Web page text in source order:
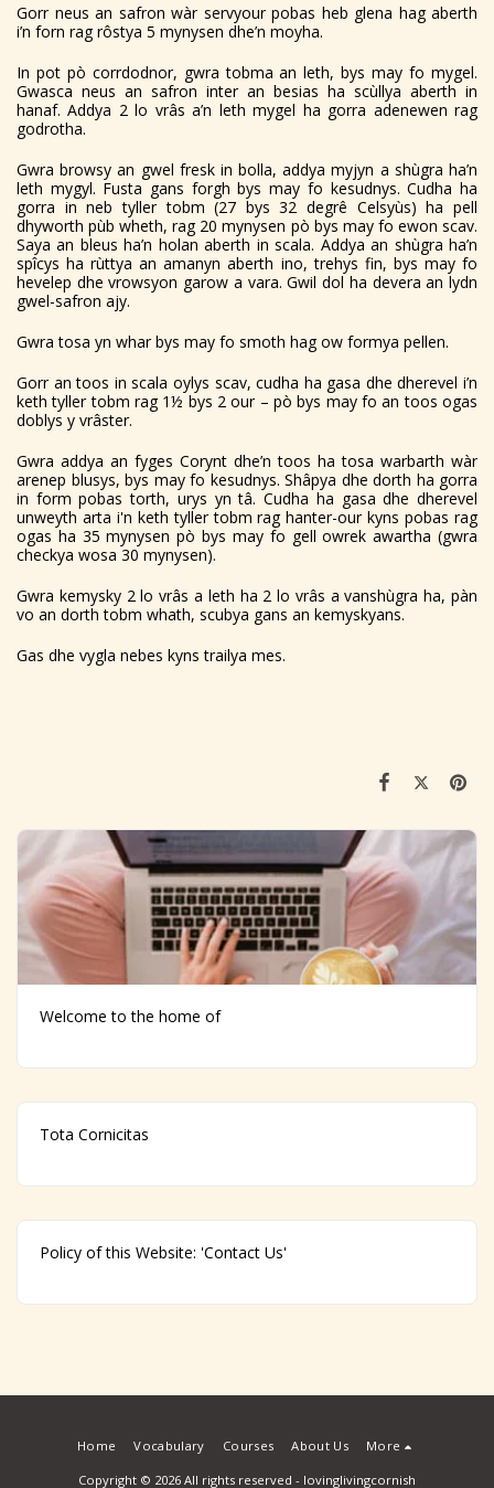
Gorr neus an safron wàr servyour pobas heb glena hag aberth
i’n forn rag rôstya 5 mynysen dhe’n moyha.
In pot pò corrdodnor, gwra tobma an leth, bys may fo mygel.
Gwasca neus an safron inter an besias ha scùllya aberth in
hanaf. Addya 2 lo vrâs a’n leth mygel ha gorra adenewen rag
godrotha.
Gwra browsy an gwel fresk in bolla, addya myjyn a shùgra ha’n
leth mygyl. Fusta gans forgh bys may fo kesudnys. Cudha ha
gorra in neb tyller tobm (27 bys 32 degrê Celsyùs) ha pell
dhyworth pùb wheth, rag 20 mynysen pò bys may fo ewon scav.
Saya an bleus ha’n holan aberth in scala. Addya an shùgra ha’n
spîcys ha rùttya an amanyn aberth ino, trehys fin, bys may fo
hevelep dhe vrowsyon garow a vara. Gwil dol ha devera an lydn
gwel-safron ajy.
Gwra tosa yn whar bys may fo smoth hag ow formya pellen.
Gorr an toos in scala oylys scav, cudha ha gasa dhe dherevel i’n
keth tyller tobm rag 1½ bys 2 our – pò bys may fo an toos ogas
doblys y vrâster.
Gwra addya an fyges Corynt dhe’n toos ha tosa warbarth wàr
arenep blusys, bys may fo kesudnys. Shâpya dhe dorth ha gorra
in form pobas torth, urys yn tâ. Cudha ha gasa dhe dherevel
unweyth arta i'n keth tyller tobm rag hanter-our kyns pobas rag
ogas ha 35 mynysen pò bys may fo gell owrek awartha (gwra
checkya wosa 30 mynysen).
Gwra kemysky 2 lo vrâs a leth ha 2 lo vrâs a vanshùgra ha, pàn
vo an dorth tobm whath, scubya gans an kemyskyans.
Gas dhe vygla nebes kyns trailya mes.
Welcome to the home of
Tota Cornicitas
Policy of this Website: 'Contact Us'
Home Vocabulary Courses About Us More
Copyright © 2026 All rights reserved - lovinglivingcornish